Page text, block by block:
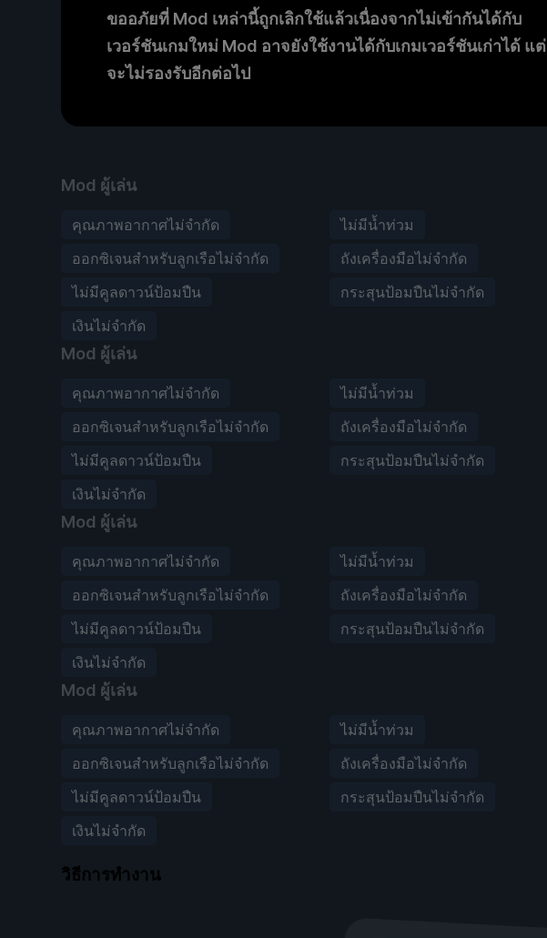
ขออภัยที่ Mod เหล่านี้ถูกเลิกใช้แล้วเนื่องจากไม่เข้ากันได้กับ
เวอร์ชันเกมใหม่ Mod อาจยังใช้งานได้กับเกมเวอร์ชันเก่าได้ แต่
จะไม่รองรับอีกต่อไป
Mod ผู้เล่น
คุณภาพอากาศไม่จำกัด
ไม่มีน้ำท่วม
ออกซิเจนสำหรับลูกเรือไม่จำกัด
ถังเครื่องมือไม่จำกัด
ไม่มีคูลดาวน์ป้อมปืน
กระสุนป้อมปืนไม่จำกัด
เงินไม่จำกัด
Mod ผู้เล่น
คุณภาพอากาศไม่จำกัด
ไม่มีน้ำท่วม
ออกซิเจนสำหรับลูกเรือไม่จำกัด
ถังเครื่องมือไม่จำกัด
ไม่มีคูลดาวน์ป้อมปืน
กระสุนป้อมปืนไม่จำกัด
เงินไม่จำกัด
Mod ผู้เล่น
คุณภาพอากาศไม่จำกัด
ไม่มีน้ำท่วม
ออกซิเจนสำหรับลูกเรือไม่จำกัด
ถังเครื่องมือไม่จำกัด
ไม่มีคูลดาวน์ป้อมปืน
กระสุนป้อมปืนไม่จำกัด
เงินไม่จำกัด
Mod ผู้เล่น
คุณภาพอากาศไม่จำกัด
ไม่มีน้ำท่วม
ออกซิเจนสำหรับลูกเรือไม่จำกัด
ถังเครื่องมือไม่จำกัด
ไม่มีคูลดาวน์ป้อมปืน
กระสุนป้อมปืนไม่จำกัด
เงินไม่จำกัด
วิธีการทำงาน